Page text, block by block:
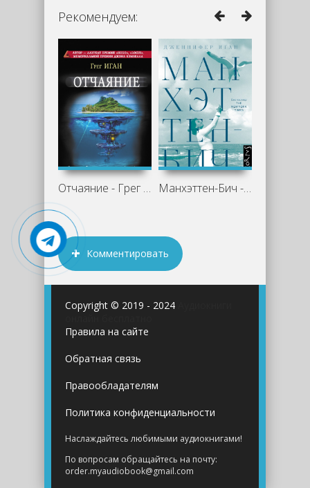
Рекомендуем:
Отчаяние - Грег Иган Манхэттен-Бич - Дженнифер Иган
Комментировать
Copyright © 2019 - 2024
Правила на сайте
Обратная связь
Правообладателям
Политика конфиденциальности
Наслаждайтесь любимыми аудиокнигами!
По вопросам обращайтесь на почту:
order.myaudiobook@gmail.com